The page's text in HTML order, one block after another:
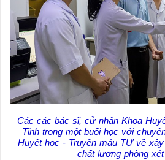
Các các bác sĩ, cử nhân Khoa
Tĩnh trong một buổi học với
Huyết học - Truyền máu TƯ về
chất lượng phòng